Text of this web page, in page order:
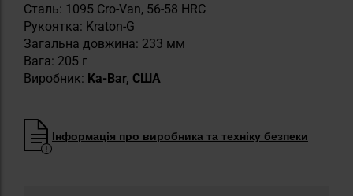
Сталь: 1095 Cro-Van, 56-58 HRC
Рукоятка: Kraton-G
Загальна довжина: 233 мм
Вага: 205 г
Виробник: Ka-Bar, США
Інформація про виробника та техніку безпеки